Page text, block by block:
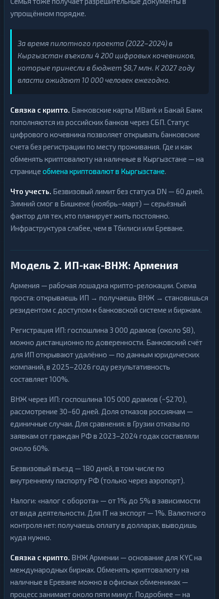
упрощённом порядке.
За время пилотного проекта (2022–2024) в
Кыргызстан въехали 4 200 цифровых кочевников,
которые принесли в бюджет $8,7 млн. К 2027 году
власти ожидают 10 000 человек ежегодно.
Связка с крипто. Банковские карты MBank и Бакай Банк
пополняются из российских банков через СБП. Статус
цифрового кочевника позволяет открывать банковские
счета без регистрации по месту проживания. Где и как
обменять криптовалюту на наличные в Кыргызстане — на
странице обмена криптовалют в Кыргызстане.
Что учесть. Безвизовый лимит без статуса DN — 60 дней.
Зимний смог в Бишкеке (ноябрь–март) — серьёзный
фактор для тех, кто планирует жить постоянно.
Инфраструктура слабее, чем в Тбилиси или Ереване.
Модель 2. ИП-как-ВНЖ: Армения
Армения — рабочая лошадка крипто-релокации. Схема
проста: открываешь ИП → получаешь ВНЖ → становишься
резидентом с доступом к банковской системе и биржам.
Регистрация ИП: госпошлина 3 000 драмов (около $8),
можно дистанционно по доверенности. Банковский счёт
для ИП открывают удалённо — по данным юридических
компаний, в 2025–2026 году результативность
составляет 100%.
ВНЖ через ИП: госпошлина 105 000 драмов (~$270),
рассмотрение 30–60 дней. Доля отказов россиянам —
единичные случаи. Для сравнения: в Грузии отказы по
заявкам от граждан РФ в 2023–2024 годах составляли
около 60%.
Безвизовый въезд — 180 дней, в том числе по
внутреннему паспорту РФ (только через аэропорт).
Налоги: «налог с оборота» — от 1% до 5% в зависимости
от вида деятельности. Для IT на экспорт — 1%. Валютного
контроля нет: получаешь оплату в долларах, выводишь
куда нужно.
Связка с крипто. ВНЖ Армении — основание для KYC на
международных биржах. Обменять криптовалюту на
наличные в Ереване можно в офисных обменниках —
процесс занимает около пяти минут. Подробнее — на